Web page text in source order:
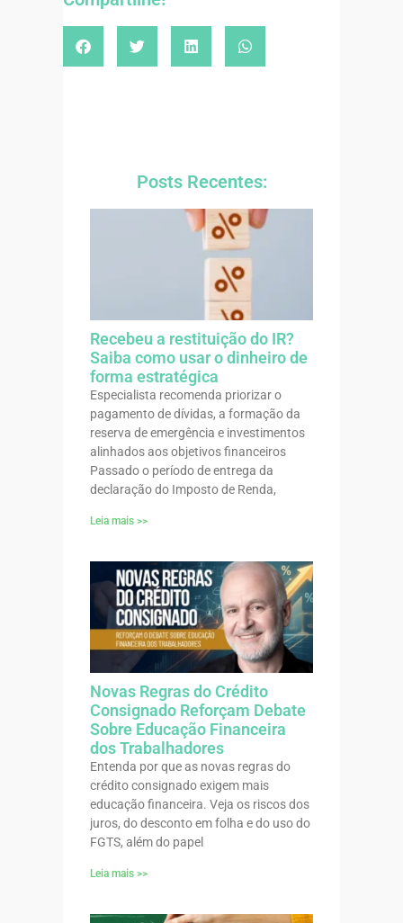
Posts Recentes:
Recebeu a restituição do IR?
Saiba como usar o dinheiro de
forma estratégica
Especialista recomenda priorizar o
pagamento de dívidas, a formação da
reserva de emergência e investimentos
alinhados aos objetivos financeiros
Passado o período de entrega da
declaração do Imposto de Renda,
Leia mais >>
Novas Regras do Crédito
Consignado Reforçam Debate
Sobre Educação Financeira
dos Trabalhadores
Entenda por que as novas regras do
crédito consignado exigem mais
educação financeira. Veja os riscos dos
juros, do desconto em folha e do uso do
FGTS, além do papel
Leia mais >>